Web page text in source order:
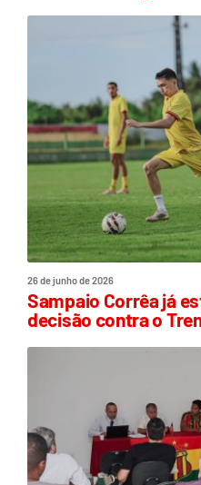
26 de junho de 2026
Sampaio Corrêa já
decisão contra o